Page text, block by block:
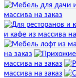
массива на заказ
и кафе из массива
на заказ
массива на заказ
массива на заказ